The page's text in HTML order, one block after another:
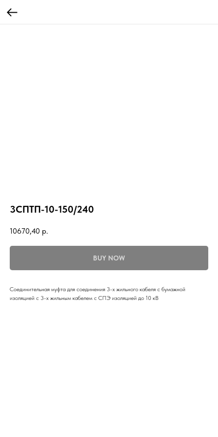
3СПТП-10-150/240
10670,40 р.
BUY NOW
Соединительная муфта для соединения 3-х жильного кабеля с бумажной
изоляцией с 3-х жильным кабелем с СПЭ изоляцией до 10 кВ